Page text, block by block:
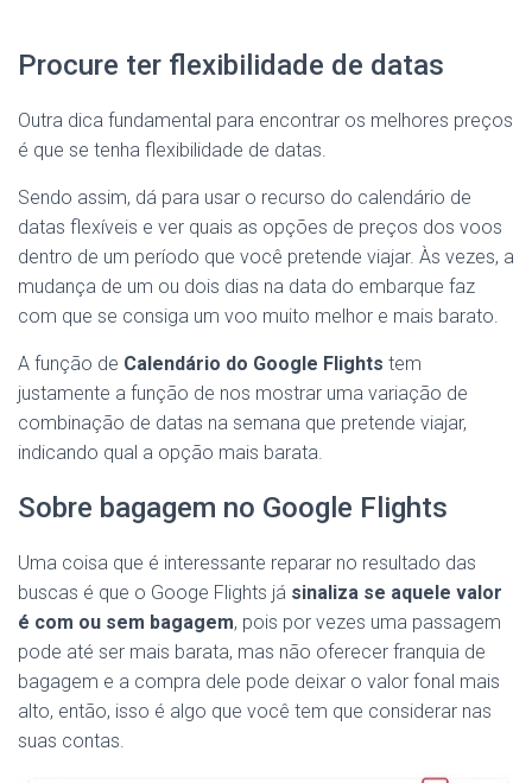
Procure ter flexibilidade de datas
Outra dica fundamental para encontrar os melhores preços
é que se tenha flexibilidade de datas.
Sendo assim, dá para usar o recurso do calendário de
datas flexíveis e ver quais as opções de preços dos voos
dentro de um período que você pretende viajar. Às vezes, a
mudança de um ou dois dias na data do embarque faz
com que se consiga um voo muito melhor e mais barato.
A função de Calendário do Google Flights tem
justamente a função de nos mostrar uma variação de
combinação de datas na semana que pretende viajar,
indicando qual a opção mais barata.
Sobre bagagem no Google Flights
Uma coisa que é interessante reparar no resultado das
buscas é que o Googe Flights já sinaliza se aquele valor
é com ou sem bagagem, pois por vezes uma passagem
pode até ser mais barata, mas não oferecer franquia de
bagagem e a compra dele pode deixar o valor fonal mais
alto, então, isso é algo que você tem que considerar nas
suas contas.